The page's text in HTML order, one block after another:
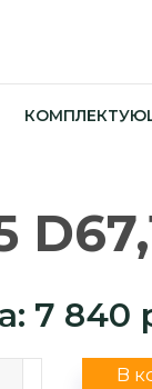
7 840
В